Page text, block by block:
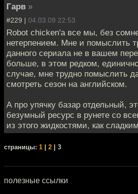
Гарв »
#229 | 04.03.09 22:53
Robot chicken'а все мы, без
нетерпением. Мне и помыслить
данного сериала не в вашем
больше, в этом редком,
случае, мне трудно помыслить
смотреть сезон на английском.
А про упячку базар отдельный,
безумный ресурс в рунете со
из этого жидкостями, как
cтраницы: 1 2 | 3
полезные ссылки